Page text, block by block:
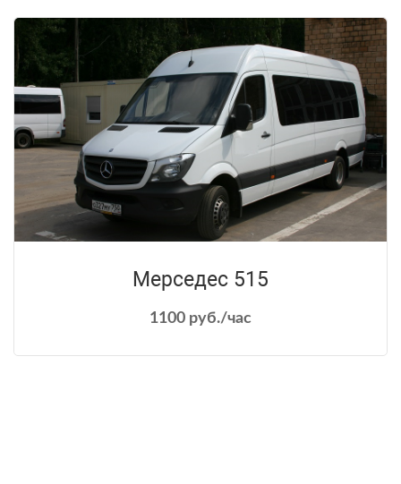
Мерседес 515
1100 руб./час